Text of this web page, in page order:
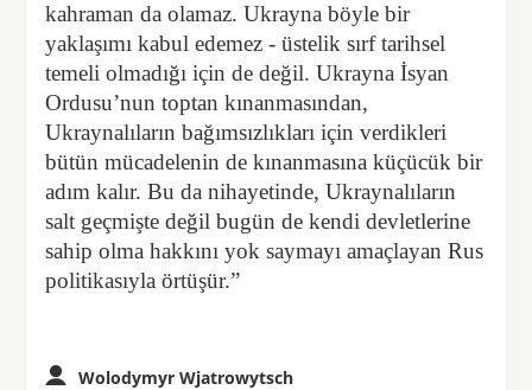
kahraman da olamaz. Ukrayna böyle bir
yaklaşımı kabul edemez - üstelik sırf tarihsel
temeli olmadığı için de değil. Ukrayna İsyan
Ordusu’nun toptan kınanmasından,
Ukraynalıların bağımsızlıkları için verdikleri
bütün mücadelenin de kınanmasına küçücük bir
adım kalır. Bu da nihayetinde, Ukraynalıların
salt geçmişte değil bugün de kendi devletlerine
sahip olma hakkını yok saymayı amaçlayan Rus
politikasıyla örtüşür.”
Wolodymyr Wjatrowytsch